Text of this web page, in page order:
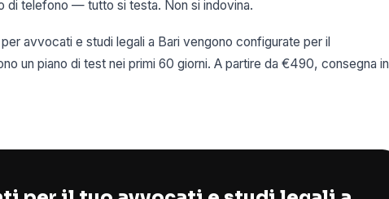
di telefono — tutto si testa. Non si indovina.
avvocati e studi legali a Bari vengono configurate per il
un piano di test nei primi 60 giorni. A partire da €490, consegna in